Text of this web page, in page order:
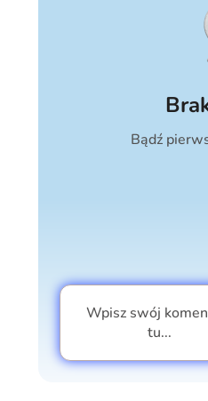
Bądź
Wpisz swój
tu...